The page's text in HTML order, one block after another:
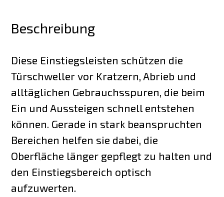
Beschreibung
Diese Einstiegsleisten schützen die
Türschweller vor Kratzern, Abrieb und
alltäglichen Gebrauchsspuren, die beim
Ein und Aussteigen schnell entstehen
können. Gerade in stark beanspruchten
Bereichen helfen sie dabei, die
Oberfläche länger gepflegt zu halten und
den Einstiegsbereich optisch
aufzuwerten.